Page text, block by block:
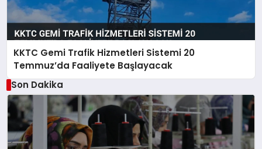
KKTC Gemi Trafik Hizmetleri Sistemi 20
Temmuz’da Faaliyete Başlayacak
Son Dakika